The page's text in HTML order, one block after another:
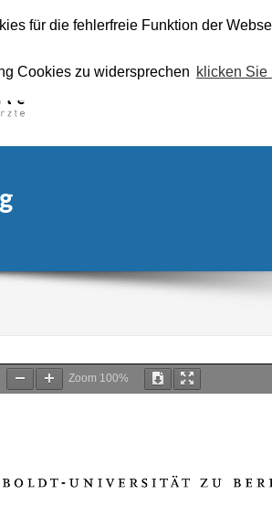
für die fehlerfreie Funktion der
Cookies zu widersprechen klicken Sie
Zoom 100%